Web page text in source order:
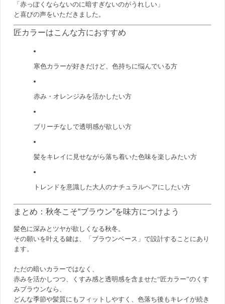
「赤っぽくならないのに暗すぎないのがうれしい」
と喜びの声をいただきました。
匠カラーはこんな方におすすめ
寒色カラーが好きだけど、色持ちに悩んでいる方
赤み・オレンジみを活かしたい方
ブリーチなしで透明感が欲しい方
髪をキレイに見せながら落ち着いた色味を楽しみたい方
トレンドを意識した大人のナチュラルヘアにしたい方
まとめ：秋冬こそ“ブラウン”を味方につけよう
髪色に深みとツヤが欲しくなる秋冬。
その願いを叶える鍵は、「ブラウンベース」で設計することにあり
ます。
ただの暗いカラーではなく、
赤みを活かしつつ、くすみ感と透明感を含ませた“匠カラー”のくす
みブラウンなら、
どんな季節や髪質にもフィットしやすく、色落ち後もキレイが続き